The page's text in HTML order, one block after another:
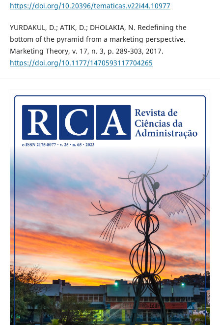
https://doi.org/10.20396/tematicas.v22i44.10977
YURDAKUL, D.; ATIK, D.; DHOLAKIA, N. Redefining the
bottom of the pyramid from a marketing perspective.
Marketing Theory, v. 17, n. 3, p. 289-303, 2017.
https://doi.org/10.1177/1470593117704265